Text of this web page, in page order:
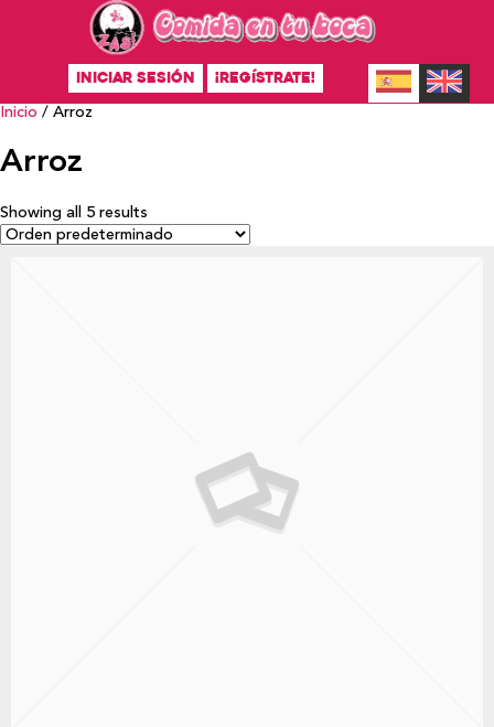
INICIAR SESIÓN ¡REGÍSTRATE!
Inicio / Arroz
Arroz
Showing all 5 results